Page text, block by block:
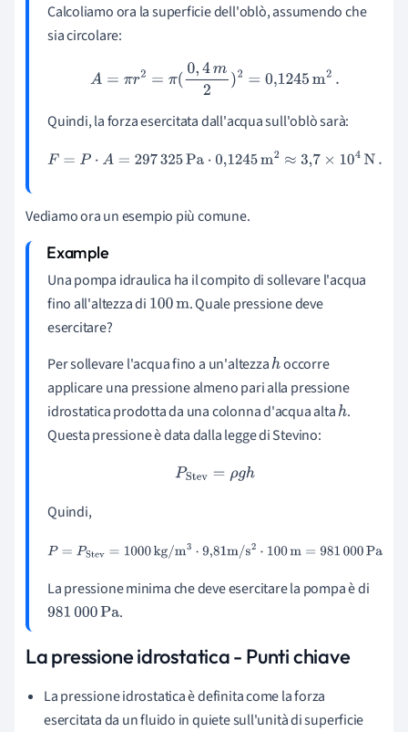
Calcoliamo ora la superficie dell'oblò, assumendo che
sia circolare:
A=πr2 =π(0,4m2)2=0,1245 m2.
Quindi, la forza esercitata dall'acqua sull'oblò sarà:
F= P⋅A=297325Pa⋅ 0,1245m2≈3, 7×104N .
Vediamo ora un esempio più comune.
Una pompa idraulica ha il compito di sollevare l'acqua
fino all'altezza di 100m . Quale pressione deve
esercitare?
Per sollevare l'acqua fino a un'altezzahoccorre
applicare una pressione almeno pari alla pressione
idrostatica prodotta da una colonna d'acqua altah.
Questa pressione è data dalla legge di Stevino:
PStev=ρgh
Quindi,
P=PStev =1000kg/m3⋅9,81m/s2⋅ 100m=981000Pa
La pressione minima che deve esercitare la pompa è di
981000Pa .
La pressione idrostatica - Punti chiave
La pressione idrostatica è definita come la forza
esercitata da un fluido in quiete sull'unità di superficie